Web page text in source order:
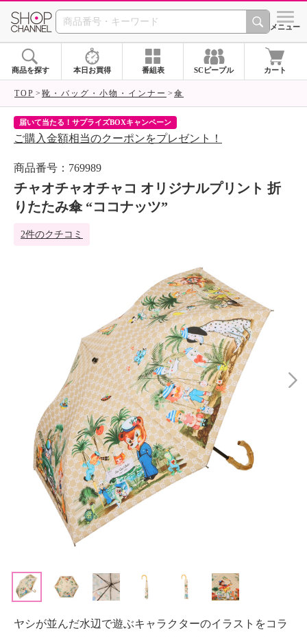
SHOP CHANNEL シメニュー
商品を探す 本日お買得 番組表 SCピープル カート
TOP 靴・バッグ・小物・インナー 傘
届いて当たる！サプライズBOXキャンペーン
ご購入金額相当のクーポンをプレゼント！
商品番号：769989
チャオチャオチャコ オリジナルプリント 折
りたたみ傘 “ココナッツ”
2件のクチコミ
ヤシが並んだ水辺で遊ぶキャラクターのイラストをコラ